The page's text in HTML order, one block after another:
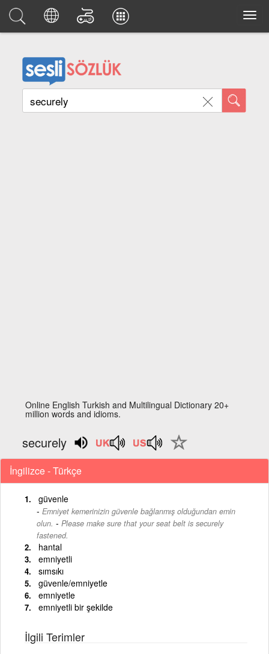
Online English Turkish and Multilingual Dictionary 20+
million words and idioms.
securely
İngilizce - Türkçe
güvenle
Emniyet kemerinizin güvenle bağlanmış olduğundan emin
olun. - Please make sure that your seat belt is securely
fastened.
hantal
emniyetli
sımsıkı
güvenle/emniyetle
emniyetle
emniyetli bir şekilde
İlgili Terimler